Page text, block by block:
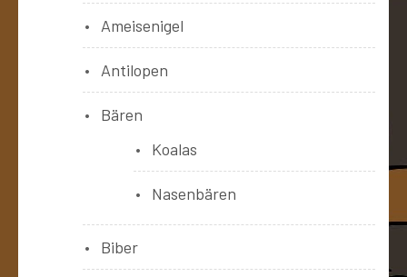
Ameisenigel
Antilopen
Bären
Koalas
Nasenbären
Biber